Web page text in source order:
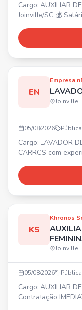
Cargo: AUXILIAR DE
Joinville/SC 💰
sexta-feira, das
Alimentação na
EN
Empresa
Joinville
05/08/2026 Pública
Cargo: LAVADOR DE CARROS
CARROS com
KS
Khronos
Joinville
05/08/2026 Pública
Cargo: AUXILIAR
Contratação